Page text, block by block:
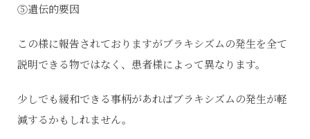
⑤遺伝的要因
この様に報告されておりますがブラキシズムの発生を全て
説明できる物ではなく、患者様によって異なります。
少しでも緩和できる事柄があればブラキシズムの発生が軽
減するかもしれません。